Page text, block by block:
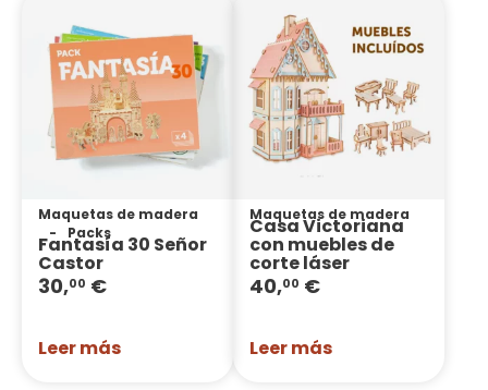
Maquetas de madera
Packs
Fantasía 30 Señor
Castor
30,00 €
Leer más
Maquetas de madera
Casa Victoriana
con muebles de
corte láser
40,00 €
Leer más